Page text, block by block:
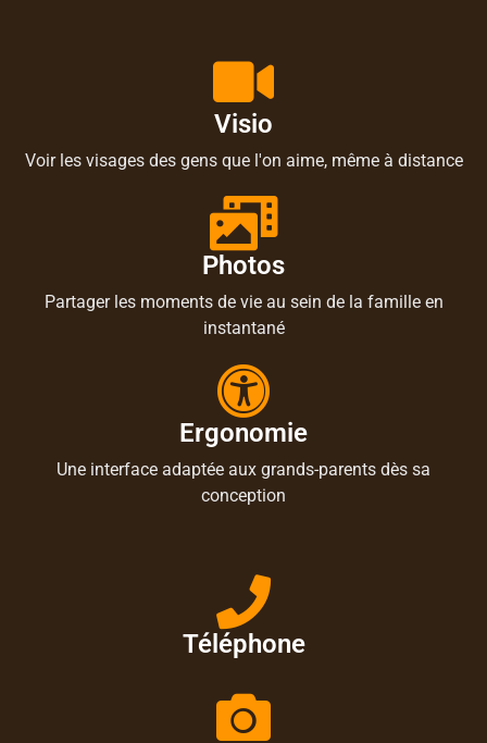
Visio
Voir les visages des gens que l'on aime, même à distance
Photos
Partager les moments de vie au sein de la famille en
instantané
Ergonomie
Une interface adaptée aux grands-parents dès sa
conception
Téléphone